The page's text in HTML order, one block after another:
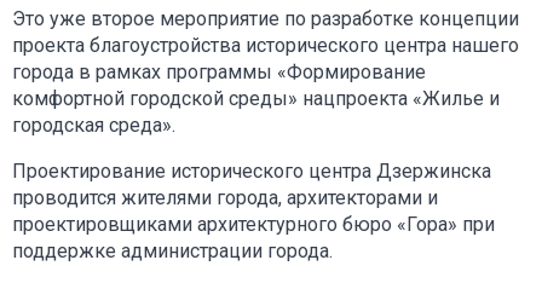
Это уже второе мероприятие по разработке концепции
проекта благоустройства исторического центра нашего
города в рамках программы «Формирование
комфортной городской среды» нацпроекта «Жилье и
городская среда».
Проектирование исторического центра Дзержинска
проводится жителями города, архитекторами и
проектировщиками архитектурного бюро «Гора» при
поддержке администрации города.